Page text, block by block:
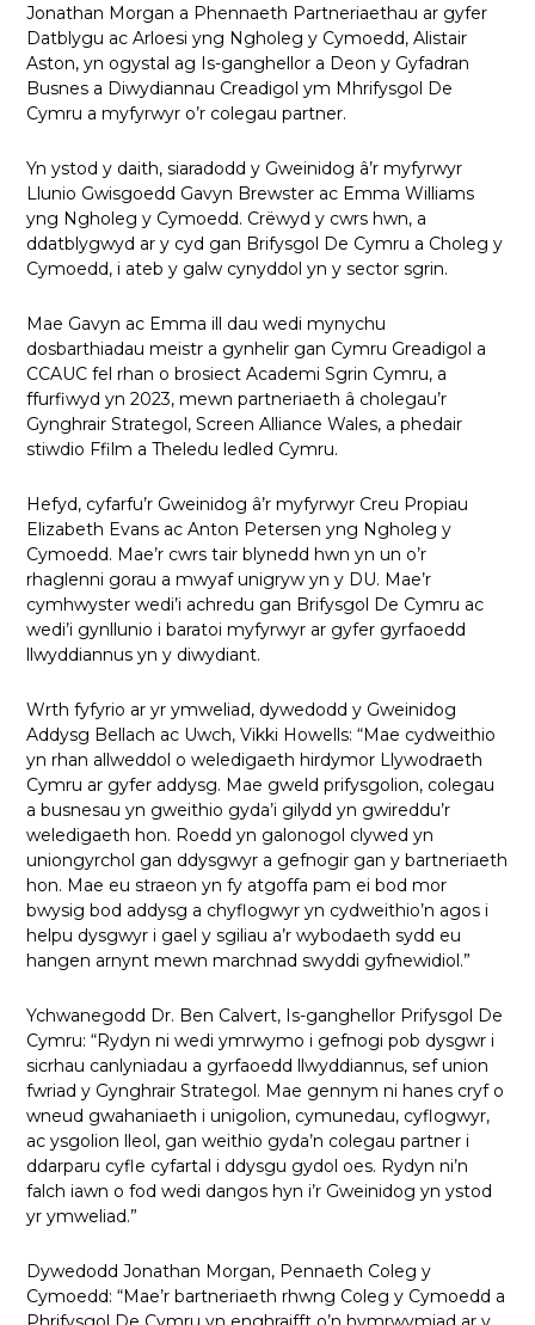
Jonathan Morgan a Phennaeth Partneriaethau ar gyfer
Datblygu ac Arloesi yng Ngholeg y Cymoedd, Alistair
Aston, yn ogystal ag Is-ganghellor a Deon y Gyfadran
Busnes a Diwydiannau Creadigol ym Mhrifysgol De
Cymru a myfyrwyr o’r colegau partner.
Yn ystod y daith, siaradodd y Gweinidog â’r myfyrwyr
Llunio Gwisgoedd Gavyn Brewster ac Emma Williams
yng Ngholeg y Cymoedd. Crëwyd y cwrs hwn, a
ddatblygwyd ar y cyd gan Brifysgol De Cymru a Choleg y
Cymoedd, i ateb y galw cynyddol yn y sector sgrin.
Mae Gavyn ac Emma ill dau wedi mynychu
dosbarthiadau meistr a gynhelir gan Cymru Greadigol a
CCAUC fel rhan o brosiect Academi Sgrin Cymru, a
ffurfiwyd yn 2023, mewn partneriaeth â cholegau’r
Gynghrair Strategol, Screen Alliance Wales, a phedair
stiwdio Ffilm a Theledu ledled Cymru.
Hefyd, cyfarfu’r Gweinidog â’r myfyrwyr Creu Propiau
Elizabeth Evans ac Anton Petersen yng Ngholeg y
Cymoedd. Mae’r cwrs tair blynedd hwn yn un o’r
rhaglenni gorau a mwyaf unigryw yn y DU. Mae’r
cymhwyster wedi’i achredu gan Brifysgol De Cymru ac
wedi’i gynllunio i baratoi myfyrwyr ar gyfer gyrfaoedd
llwyddiannus yn y diwydiant.
Wrth fyfyrio ar yr ymweliad, dywedodd y Gweinidog
Addysg Bellach ac Uwch, Vikki Howells: “Mae cydweithio
yn rhan allweddol o weledigaeth hirdymor Llywodraeth
Cymru ar gyfer addysg. Mae gweld prifysgolion, colegau
a busnesau yn gweithio gyda’i gilydd yn gwireddu’r
weledigaeth hon. Roedd yn galonogol clywed yn
uniongyrchol gan ddysgwyr a gefnogir gan y bartneriaeth
hon. Mae eu straeon yn fy atgoffa pam ei bod mor
bwysig bod addysg a chyflogwyr yn cydweithio’n agos i
helpu dysgwyr i gael y sgiliau a’r wybodaeth sydd eu
hangen arnynt mewn marchnad swyddi gyfnewidiol.”
Ychwanegodd Dr. Ben Calvert, Is-ganghellor Prifysgol De
Cymru: “Rydyn ni wedi ymrwymo i gefnogi pob dysgwr i
sicrhau canlyniadau a gyrfaoedd llwyddiannus, sef union
fwriad y Gynghrair Strategol. Mae gennym ni hanes cryf o
wneud gwahaniaeth i unigolion, cymunedau, cyflogwyr,
ac ysgolion lleol, gan weithio gyda’n colegau partner i
ddarparu cyfle cyfartal i ddysgu gydol oes. Rydyn ni’n
falch iawn o fod wedi dangos hyn i’r Gweinidog yn ystod
yr ymweliad.”
Dywedodd Jonathan Morgan, Pennaeth Coleg y
Cymoedd: “Mae’r bartneriaeth rhwng Coleg y Cymoedd a